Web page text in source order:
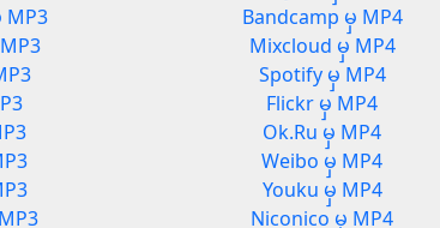
MP3
Bandcamp မှ MP4
Mixcloud မှ MP4
Spotify မှ MP4
Flickr မှ MP4
Ok.Ru မှ MP4
Weibo မှ MP4
Youku မှ MP4
Niconico မှ MP4